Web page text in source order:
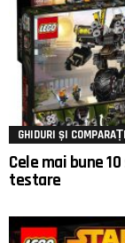
GHIDURI ȘI
Cele mai bune
testare